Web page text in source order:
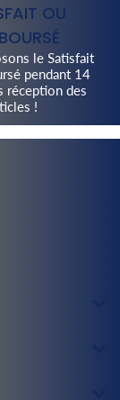
OU
le Satisfait
pendant 14
réception des
!